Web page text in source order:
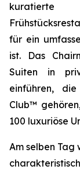
für ein
ist. Das
Suiten in
einführen,
Club™
100 luxuriöse
Am selben